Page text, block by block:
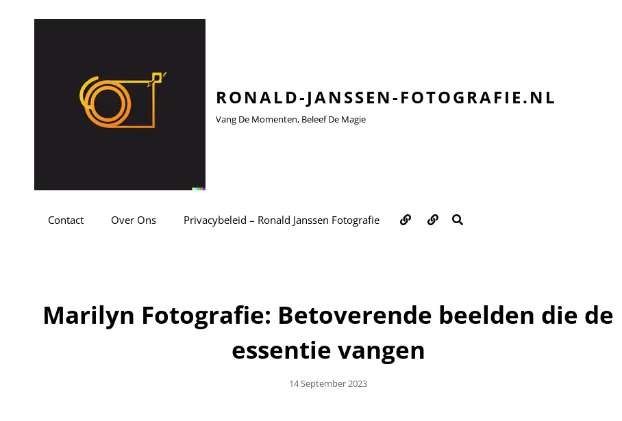
RONALD-JANSSEN-FOTOGRAFIE.NL
Vang De Momenten, Beleef De Magie
Contact Over Ons Privacybeleid – Ronald Janssen Fotografie Over
ons
Contact
Marilyn Fotografie: Betoverende beelden die de
essentie vangen
Geplaatst
14 September 2023